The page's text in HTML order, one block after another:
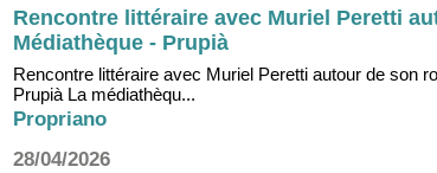
Rencontre littéraire avec Muriel Peretti
Médiathèque - Prupià
Rencontre littéraire avec Muriel Peretti autour de son
Prupià La médiathèqu...
Propriano
28/04/2026